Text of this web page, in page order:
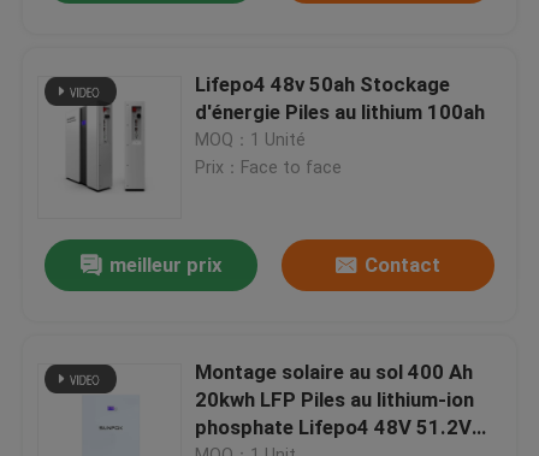
Contrôle qualité
Nouvelles
Les affaires
Demander un devis
Lifepo4 48v 50ah Stockage
d'énergie Piles au lithium 100ah
MOQ：1 Unité
Prix：Face to face
meilleur prix Contact
Montage solaire au sol 400 Ah
20kwh LFP Piles au lithium-ion
phosphate Lifepo4 48V 51.2V